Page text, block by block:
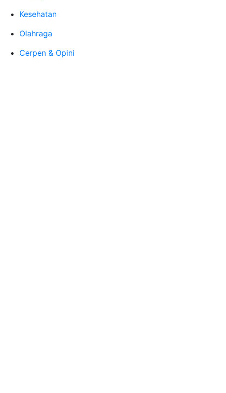
Kesehatan
Olahraga
Cerpen & Opini